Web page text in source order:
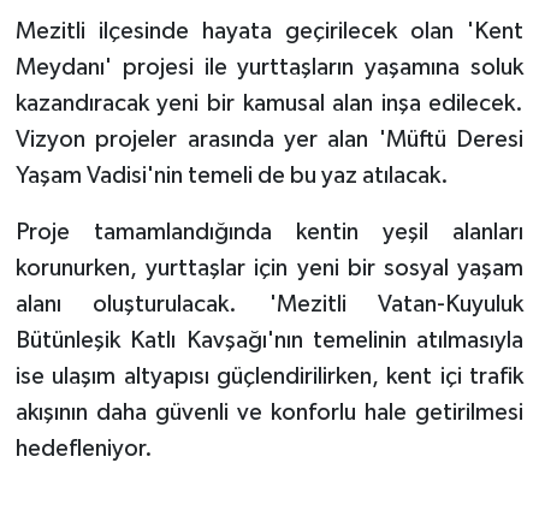
Mezitli ilçesinde hayata geçirilecek olan 'Kent
Meydanı' projesi ile yurttaşların yaşamına soluk
kazandıracak yeni bir kamusal alan inşa edilecek.
Vizyon projeler arasında yer alan 'Müftü Deresi
Yaşam Vadisi'nin temeli de bu yaz atılacak.
Proje tamamlandığında kentin yeşil alanları
korunurken, yurttaşlar için yeni bir sosyal yaşam
alanı oluşturulacak. 'Mezitli Vatan-Kuyuluk
Bütünleşik Katlı Kavşağı'nın temelinin atılmasıyla
ise ulaşım altyapısı güçlendirilirken, kent içi trafik
akışının daha güvenli ve konforlu hale getirilmesi
hedefleniyor.